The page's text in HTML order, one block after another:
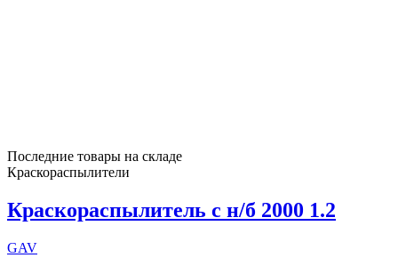
Последние товары на складе
Краскораспылители
Краскораспылитель с н/б 2000 1.2
GAV